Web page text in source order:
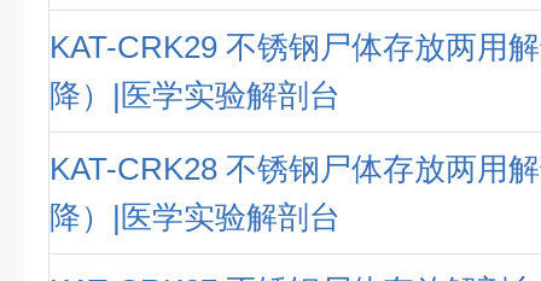
KAT-CRK29 不锈钢尸体存放两用
降）|医学实验解剖台
KAT-CRK28 不锈钢尸体存放两用
降）|医学实验解剖台